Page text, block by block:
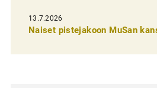
e
13.7.2026
Naiset pistejakoon MuSan